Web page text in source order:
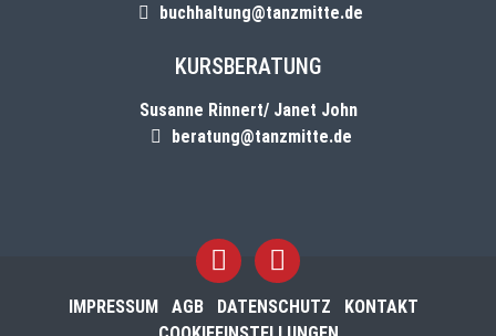
buchhaltung@tanzmitte.de
KURSBERATUNG
Susanne Rinnert/ Janet John
beratung@tanzmitte.de
IMPRESSUM AGB DATENSCHUTZ
KONTAKT